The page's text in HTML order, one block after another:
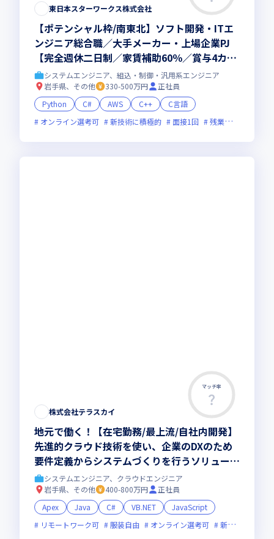
東日本スターワークス株式会社
【ポテンシャル枠/南東北】ソフト開発・ITエ
ンジニア総合職／大手メーカー・上場企業PJ
【完全週休二日制／家賃補助60％／賞与4カ
月】システムエンジニア、組込・制御・汎用系エンジニア
岩手県、その他
330-500万円
正社員
Python
C# AWS C++
C言語
オンライン選考可
新技術に積極的 面接1回 残業月20時間未満
マッチ率
株式会社テラスカイ
地元で働く！【在宅勤務/最上流/自社内開発】
先進的クラウド技術を使い、企業のDXのため
要件定義からシステムづくりを行うソリューシ
ョンエンジニア
システムエンジニア、クラウドエンジニア
岩手県、その他
400-800万円
正社員
Apex
Java C# VB.NET
JavaScript
リモートワーク可
服装自由 オンライン選考可 新技術に積極的